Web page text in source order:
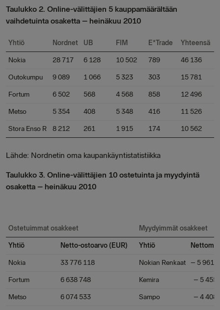
Taulukko 2. Online-välittäjien 5 kauppamäärältään
vaihdetuinta osaketta – heinäkuu 2010
Yhtiö Nordnet UB FIM E*Trade Yhteensä
Nokia 28 717 6 128 10 502 789 46 136
Outokumpu 9 089 1 066 5 323 303 15 781
Fortum 6 502 568 4 568 858 12 496
Metso 5 354 408 5 348 416 11 526
Stora Enso R 8 212 261 1 915 174 10 562
Lähde: Nordnetin oma kaupankäyntistatistiikka
Taulukko 3. Online-välittäjien 10 ostetuinta ja myydyintä
osaketta – heinäkuu 2010
Ostetuimmat osakkeet Myydyimmät osakkeet
Yhtiö Netto-ostoarvo (EUR) Yhtiö
Nokia 33 776 118 Nokian Renkaat – 5 961
Fortum 6 638 748 Kemira – 5 455
Metso 6 074 533 Sampo – 4 408